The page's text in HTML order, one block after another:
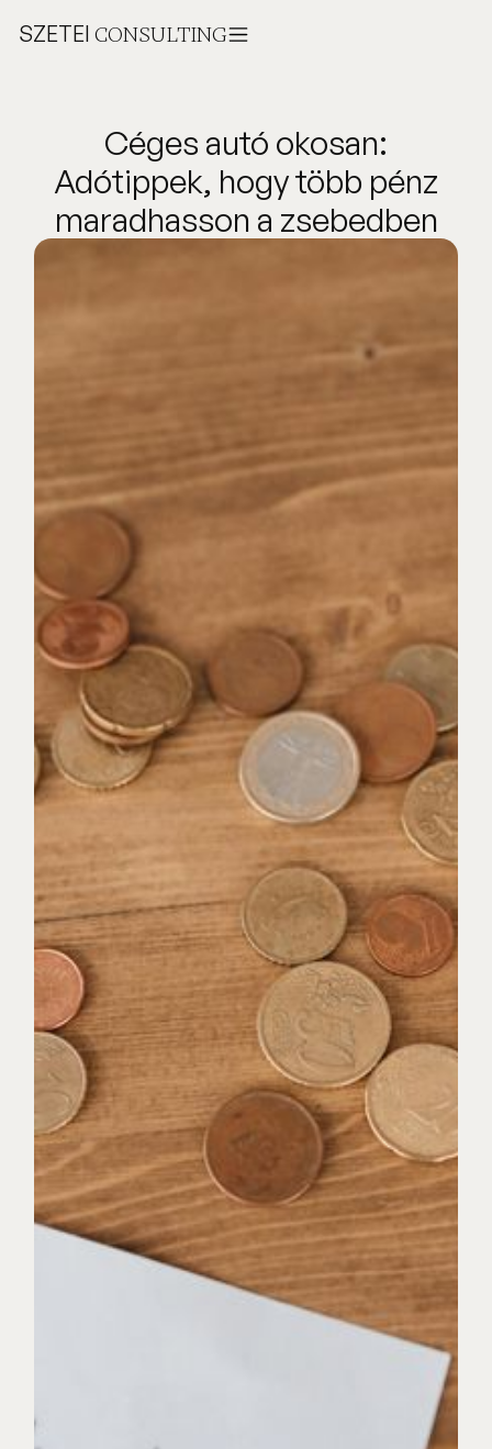
SZETEICONSULTING
Céges autó okosan:
Adótippek, hogy több pénz
maradhasson a zsebedben